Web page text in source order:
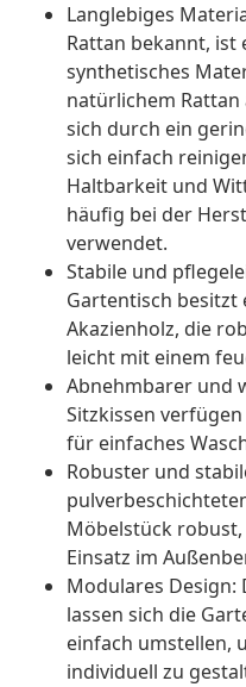
Langlebiges
Rattan bekannt, ist
synthetisches
natürlichem
sich durch ein
sich einfach
Haltbarkeit und
häufig bei der
verwendet.
Stabile und
Gartentisch besitzt
Akazienholz, die
leicht mit einem
Abnehmbarer und
Sitzkissen
für einfaches
Robuster und
Möbelstück
Einsatz im
Modulares Design:
lassen sich die
einfach umstellen,
individuell zu